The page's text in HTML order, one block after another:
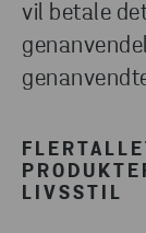
vil betale
LIVSSTIL